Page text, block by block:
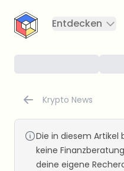
CryptoTicker
Entdecken
Krypto News
Die in diesem
keine
deine eigene